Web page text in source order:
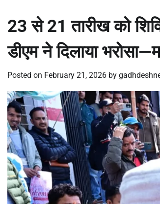
23 से 21 तारीख को
डीएम ने दिलाया
Posted on February 21, 2026 by